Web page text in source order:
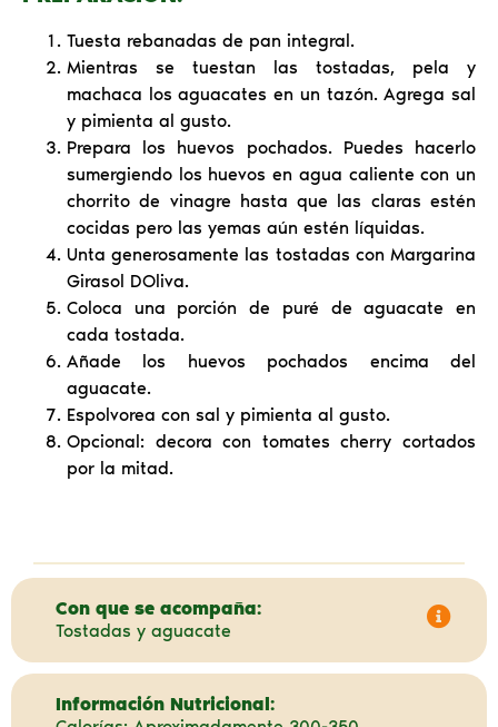
Tuesta rebanadas de pan integral.
Mientras se tuestan las tostadas, pela y
machaca los aguacates en un tazón. Agrega sal
y pimienta al gusto.
Prepara los huevos pochados. Puedes hacerlo
sumergiendo los huevos en agua caliente con un
chorrito de vinagre hasta que las claras estén
cocidas pero las yemas aún estén líquidas.
Unta generosamente las tostadas con Margarina
Girasol DOliva.
Coloca una porción de puré de aguacate en
cada tostada.
Añade los huevos pochados encima del
aguacate.
Espolvorea con sal y pimienta al gusto.
Opcional: decora con tomates cherry cortados
por la mitad.
Con que se acompaña:
Tostadas y aguacate
Información Nutricional: